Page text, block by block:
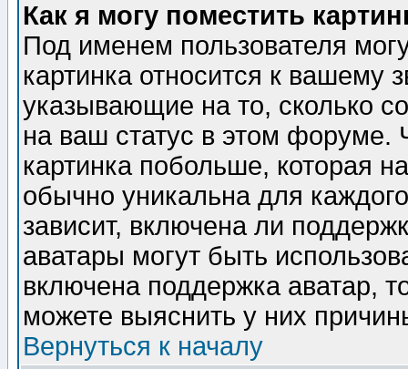
Как я могу поместить
Под именем пользователя
картинка относится к вашему
указывающие на то, сколько
на ваш статус в этом форуме.
картинка побольше, которая
обычно уникальна для
зависит, включена ли
аватары могут быть
включена поддержка аватар,
можете выяснить у них
Вернуться к началу